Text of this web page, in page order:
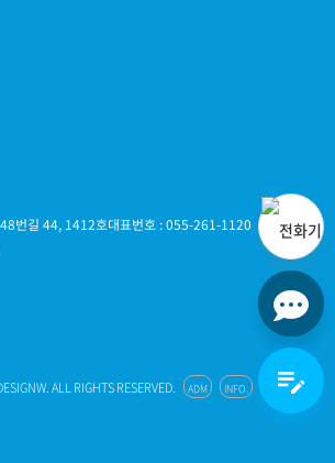
edit_note
번길 44, 1412호대표번호 : 055-261-1120
all rights reserved. adm info.
채널